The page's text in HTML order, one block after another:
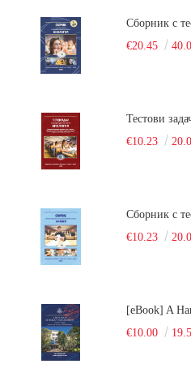
€20.45
€10.23
€10.23
€10.00